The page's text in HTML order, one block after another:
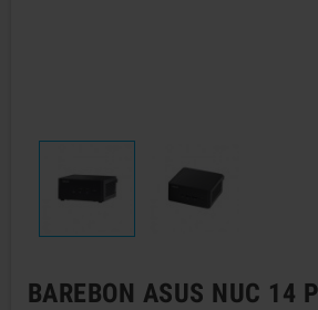
BAREBON ASUS NUC 14